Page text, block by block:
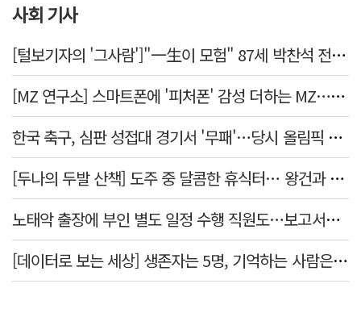
사회 기사
[털보기자의 '그사람']"一生이 모험" 87세 박찬석 전 경북대 총장
[MZ 연구소] 스마트폰에 '피처폰' 감성 더하는 MZ… 히퍼와 줄이어폰
한국 축구, 심판 성접대 경기서 '무패'…당시 올림픽 감독은 홍명보
[두나의 두발 산책] 도주 중 달콤한 휴식터… 왕건과 지명 산책
노태악 출장에 부인 별도 일정 수행 직원도…보고서엔 '공식일정 참석'
[데이터로 보는 세상] 생존자는 5명, 기억하는 사람은 늘었다